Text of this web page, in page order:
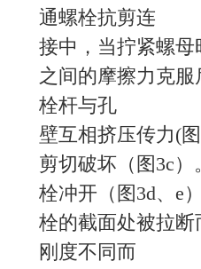
通螺栓抗剪连
接中，当拧紧螺
之间的摩擦力克
栓杆与孔
壁互相挤压传力(
剪切破坏（图3c
栓冲开（图3d、e
栓的截面处被拉
刚度不同而